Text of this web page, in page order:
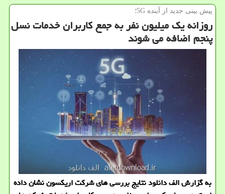
پیش بینی جدید از آینده 5G؛
روزانه یك میلیون نفر به جمع كاربران خدمات نسل
پنجم اضافه می شوند
به گزارش الف دانلود نتایج بررسی های شرکت اریکسون نشان داده